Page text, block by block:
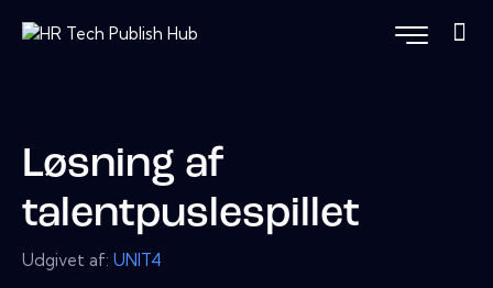
Løsning af
talentpuslespillet
Udgivet af: UNIT4